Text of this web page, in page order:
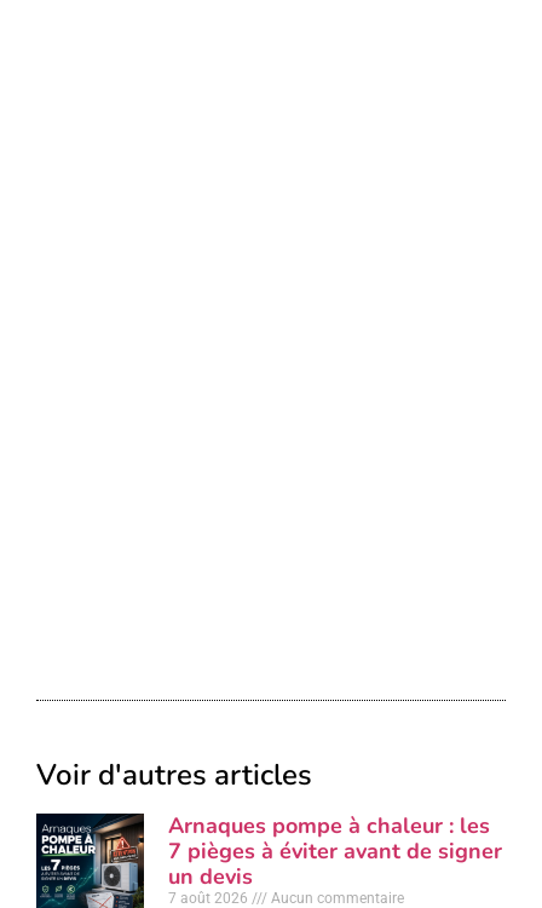
Voir d'autres articles
Arnaques pompe à chaleur : les
7 pièges à éviter avant de signer
un devis
7 août 2026 Aucun commentaire